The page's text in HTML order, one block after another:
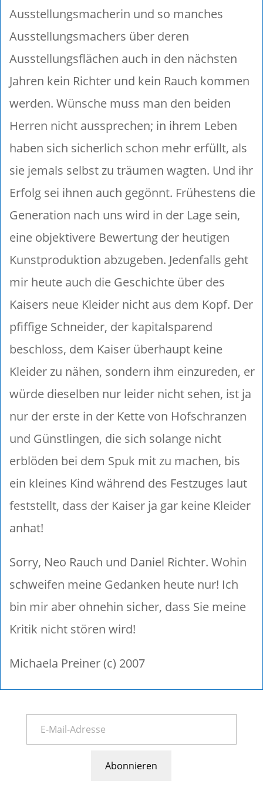
Ausstellungsmacherin und so manches
Ausstellungsmachers über deren
Ausstellungsflächen auch in den nächsten
Jahren kein Richter und kein Rauch kommen
werden. Wünsche muss man den beiden
Herren nicht aussprechen; in ihrem Leben
haben sich sicherlich schon mehr erfüllt, als
sie jemals selbst zu träumen wagten. Und ihr
Erfolg sei ihnen auch gegönnt. Frühestens die
Generation nach uns wird in der Lage sein,
eine objektivere Bewertung der heutigen
Kunstproduktion abzugeben. Jedenfalls geht
mir heute auch die Geschichte über des
Kaisers neue Kleider nicht aus dem Kopf. Der
pfiffige Schneider, der kapitalsparend
beschloss, dem Kaiser überhaupt keine
Kleider zu nähen, sondern ihm einzureden, er
würde dieselben nur leider nicht sehen, ist ja
nur der erste in der Kette von Hofschranzen
und Günstlingen, die sich solange nicht
erblöden bei dem Spuk mit zu machen, bis
ein kleines Kind während des Festzuges laut
feststellt, dass der Kaiser ja gar keine Kleider
anhat!
Sorry, Neo Rauch und Daniel Richter. Wohin
schweifen meine Gedanken heute nur! Ich
bin mir aber ohnehin sicher, dass Sie meine
Kritik nicht stören wird!
Michaela Preiner (c) 2007
Abonnieren